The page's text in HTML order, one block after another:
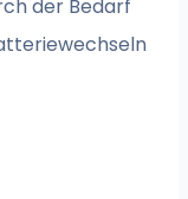
der Bedarf